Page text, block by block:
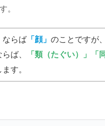
。
ならば「顔」 のことですが、
らば、 「類（たぐい）」「
す。